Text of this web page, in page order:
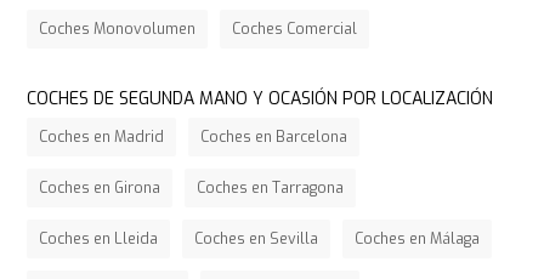
Coches Monovolumen Coches Comercial
COCHES DE SEGUNDA MANO Y OCASIÓN POR LOCALIZACIÓN
Coches en Madrid Coches en Barcelona
Coches en Girona Coches en Tarragona
Coches en Lleida Coches en Sevilla Coches en Málaga